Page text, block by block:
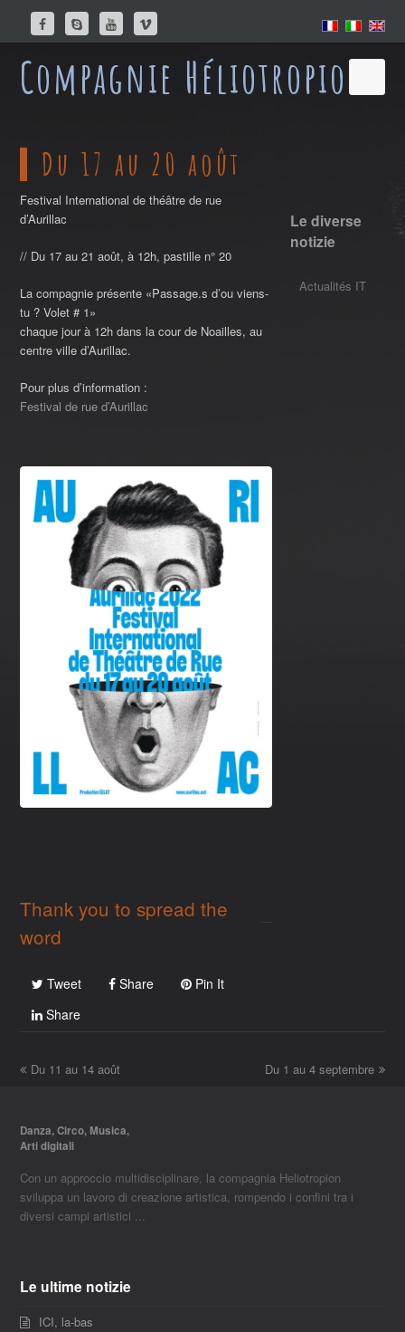
FacebookSkypeYoutubeVimeo
Compagnie Héliotropion
Du 17 au 20 août
Festival International de théâtre de rue
d’Aurillac
// Du 17 au 21 août, à 12h, pastille n° 20
La compagnie présente «Passage.s d’ou viens-
tu ? Volet # 1»
chaque jour à 12h dans la cour de Noailles, au
centre ville d’Aurillac.
Pour plus d’information :
Festival de rue d’Aurillac
Thank you to spread the
word
Tweet Share
Pin It
Share
Le diverse
notizie
Actualités IT
previous
Du 11 au 14 août
next
Du 1 au 4 septembre
Danza, Circo, Musica,
Arti digitali
Con un approccio multidisciplinare, la compagnia Heliotropion
sviluppa un lavoro di creazione artistica, rompendo i confini tra i
diversi campi artistici ...
Le ultime notizie
ICI, la-bas